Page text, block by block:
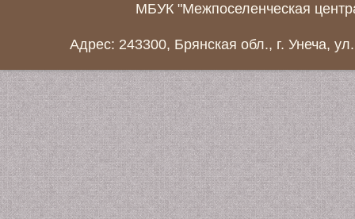
МБУК "Межпоселенческая
Адрес: 243300, Брянская обл., г. Унеча,